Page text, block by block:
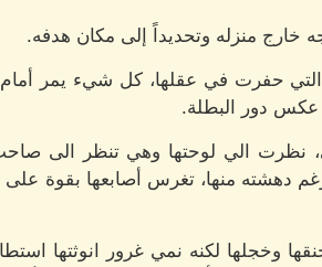
خارج منزله وتحديداً إلى مكان هدفه.
التي حفرت في عقلها، كل شيء يمر
عكس دور البطلة.
نظرت الي لوحتها وهي تنظر الى
دهشته منها، تغرس أصابعها بقوة على
وخجلها لكنه نمي غرور انوثتها